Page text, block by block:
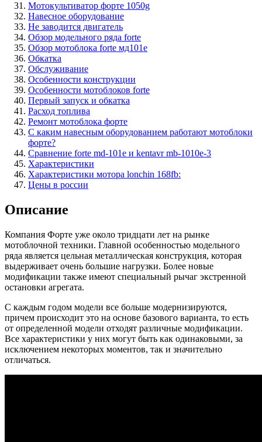
Мотокультиватор форте 1050g
Навесное оборудование
Не заводится двигатель
Обзор модельного ряда forte
Обзор мотоблока forte мд101е
Обкатка
Обслуживание
Особенности конструкции
Особенности мотоблоков forte
Первый запуск и обкатка
Расход топлива
Ремонт мотоблока форте
С каким навесным оборудованием работают мотоблоки
форте?
Сравнение forte md-101e и kentavr mb-1010e-3
Характеристики
Характеристики мотора lonchin 168fb:
Цены в россии
Описание
Компания Форте уже около тридцати лет на рынке
мотоблочной техники. Главной особенностью модельного
ряда является цельная металлическая конструкция, которая
выдерживает очень большие нагрузки. Более новые
модификации также имеют специальный рычаг экстренной
остановки агрегата.
С каждым годом модели все больше модернизируются,
причем происходит это на основе базового варианта, то есть
от определенной модели отходят различные модификации.
Все характеристики у них могут быть как одинаковыми, за
исключением некоторых моментов, так и значительно
отличаться.